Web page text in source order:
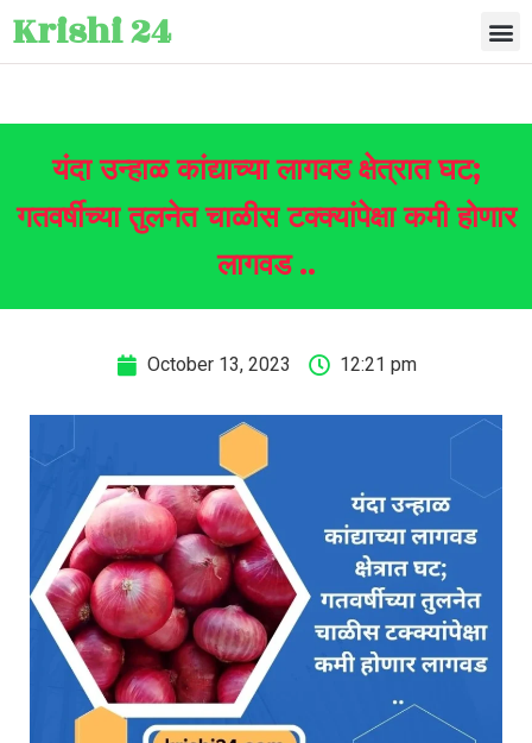
Krishi 24
यंदा उन्हाळ कांद्याच्या लागवड क्षेत्रात घट;
गतवर्षीच्या तुलनेत चाळीस टक्क्यांपेक्षा कमी होणार
लागवड ..
October 13, 2023 12:21 pm